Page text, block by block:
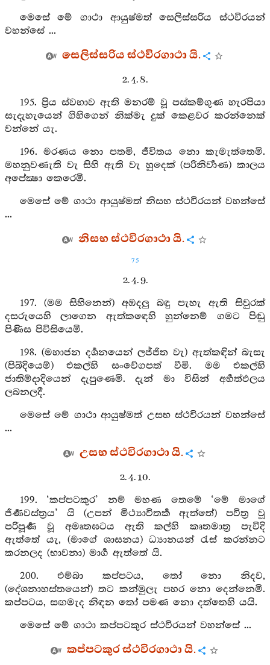
මෙසේ මේ ගාථා ආයුෂ්මත් සෙලිස්සරිය ස්ථවිරයන්
වහන්සේ ...
සෙලිස්සරිය ස්ථවිරගාථා යි.
2. 4. 8.
195. ප්‍රිය ස්වභාව ඇති මනරම් වූ පස්කම්ගුණ හැරපියා
සැදැහැයෙන් ගිහිගෙන් නික්මැ දුක් කෙළවර කරන්නෙක්
වන්නේ යැ.
196. මරණය නො පතමි, ජීවිතය නො කැමැත්තෙමි.
මහනුවණැති වැ සිහි ඇති වැ හුදෙක් (පරිනිර්‍වාණ) කාලය
අපේක්‍ෂා කෙරෙමි.
මෙසේ මේ ගාථා ආයුෂ්මත් නිසභ ස්ථවිරයන් වහන්සේ
...
නිසභ ස්ථවිරගාථා යි.
75
2. 4. 9.
197. (මම සිහිනෙන්) අඹදලු බඳු පැහැ ඇති සිවුරක්
දසරුයෙහි ලාගෙන ඇත්කඳෙහි හුන්නෙම් ගමට පිඬු
පිණිස පිවිසියෙමි.
198. (මහාජන දර්‍ශනයෙන් ලජ්ජිත වැ) ඇත්කඳින් බැසැ
(පිබිදියෙම්) එකල්හි සංවේගපත් වීමි. මම එකල්හි
ජාතිම්දාදියෙන් දැපුණෙමි. දැන් මා විසින් අර්‍හත්ඵලය
ලබනලදී.
මෙසේ මේ ගාථා ආයුෂ්මත් උසභ ස්ථවිරයන් වහන්සේ
...
උසභ ස්ථවිරගාථා යි.
2. 4. 10.
199. ‘කප්පටකුර’ නම් මහණ තෙමේ ‘මේ මාගේ
ජීර්‍ණවස්ත්‍රය’ යි (උපන් මිථ්‍යාවිතර්‍ක ඇත්තේ) පවිත්‍ර වූ
පරිපූර්‍ණ වූ අමෘතඝටය ඇති කල්හි කෘතමාත්‍ර පැවිදි
ඇත්තේ යැ, (මාගේ ශාසනය) ධ්‍යානයන් රැස් කරන්නට
කරනලද (භාවනා) මාර්‍ග ඇත්තේ යි.
200. එම්බා කප්පටය, තෝ නො නිදව,
(දේශනාහස්තයෙන්) තට කන්මුලැ පහර නො දෙන්නෙමි.
කප්පටය, සඟමැද නිඳන තෝ පමණ නො දත්තෙහි යයි.
මෙසේ මේ ගාථා කප්පටකුර ස්ථවිරයන් වහන්සේ ...
කප්පටකුර ස්ථවිරගාථා යි.